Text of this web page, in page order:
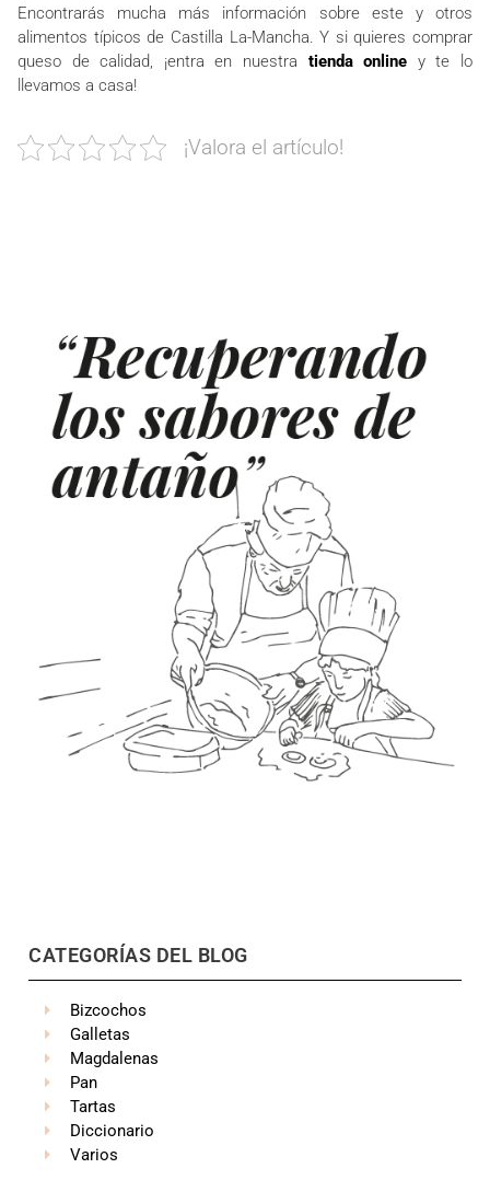
Encontrarás mucha más información sobre este y otros
alimentos típicos de Castilla La-Mancha. Y si quieres comprar
queso de calidad, ¡entra en nuestra tienda online y te lo
llevamos a casa!
¡Valora el artículo!
CATEGORÍAS DEL BLOG
Bizcochos
Galletas
Magdalenas
Pan
Tartas
Diccionario
Varios